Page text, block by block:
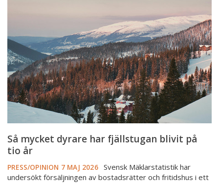
fjällstugan
blivit
på
tio
år
Så mycket dyrare har fjällstugan blivit på
tio år
PRESS/OPINION 7 MAJ 2026 Svensk Mäklarstatistik har
undersökt försäljningen av bostadsrätter och fritidshus i ett